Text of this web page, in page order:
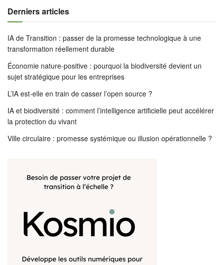
Derniers articles
IA de Transition : passer de la promesse technologique à une
transformation réellement durable
Économie nature-positive : pourquoi la biodiversité devient un
sujet stratégique pour les entreprises
L’IA est-elle en train de casser l’open source ?
IA et biodiversité : comment l’intelligence artificielle peut accélérer
la protection du vivant
Ville circulaire : promesse systémique ou illusion opérationnelle ?